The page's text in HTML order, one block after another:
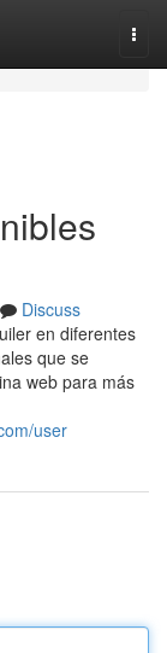
Discuss
en diferentes
que se
web para más
user